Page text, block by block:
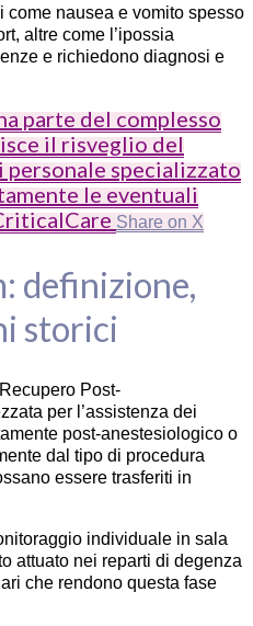
nausea e vomito spesso
altre come l’ipossia
e richiedono diagnosi e
parte del complesso
il risveglio del
personale specializzato
le eventuali
Share on X
definizione,
storici
Post-
per l’assistenza dei
post-anestesiologico o
dal tipo di procedura
essere trasferiti in
individuale in sala
attuato nei reparti di degenza
che rendono questa fase